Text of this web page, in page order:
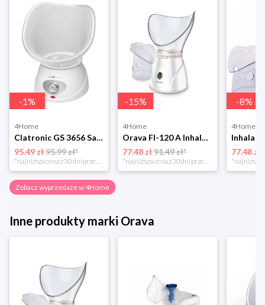
-1%
4Home
Clatronic GS 3656 Sauna do twarzy
95.49 zł95.99 zł*
*najniższa cena z 30 dni przed obniżką
-15%
4Home
Orava FI-120 A Inhalator i sauna do twarzy
77.48 zł 91.49 zł*
*najniższa cena z 30 dni przed obniżką
-8%
4Home
77.48 zł
Zobacz wyprzedaże w 4Home
Inne produkty marki Orava